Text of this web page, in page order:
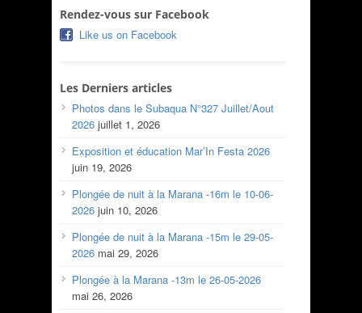
Rendez-vous sur Facebook
Like us on Facebook
Les Derniers articles
Photos dans le Subaqua N°327 Juillet/Aout
2026 juillet 1, 2026
Exposition et éducation Mar’In Festa 2026
juin 19, 2026
Plongée de nuit à la Marana -16m le 10-06-
2026 juin 10, 2026
Plongée de nuit à la Marana -15m le 29-05-
2026 mai 29, 2026
Plongée à la Marana -13m le 26-05-2026
mai 26, 2026